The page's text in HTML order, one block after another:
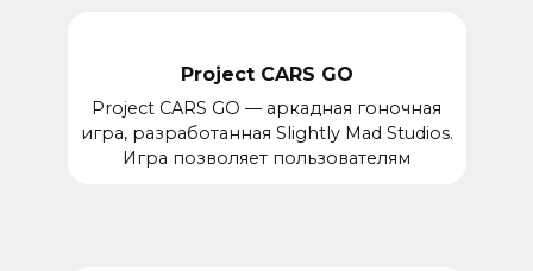
Project CARS GO
Project CARS GO — аркадная гоночная
игра, разработанная Slightly Mad Studios.
Игра позволяет пользователям